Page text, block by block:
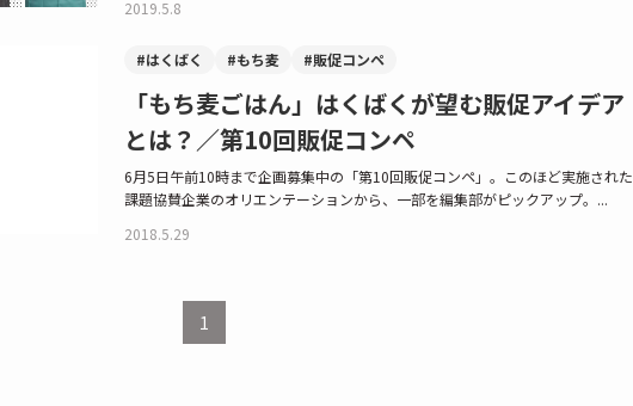
2019.5.8
#はくばく #もち麦 #販促コンペ
「もち麦ごはん」はくばくが望む販促アイデア
とは？／第10回販促コンペ
6月5日午前10時まで企画募集中の「第10回販促コンペ」。このほど実施された
課題協賛企業のオリエンテーションから、一部を編集部がピックアップ。...
2018.5.29
1